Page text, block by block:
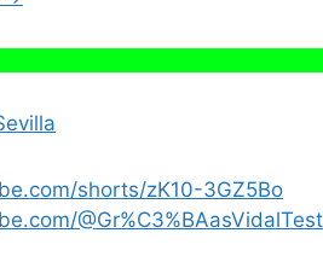
shorts/zK10-3GZ5Bo